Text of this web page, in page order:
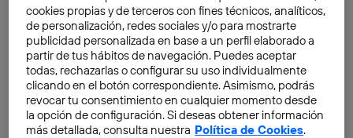
usuarioscontrolar sus dispositivosiPad y iPhonesolo
con la mirada. Esta función, basada en inteligencia
artificial, permite una navegación intuitiva y sin
esfuerzo, especialmente diseñada para personas con
discapacidades físicas. Con un proceso de
configuración rápido y sencillo a través de la cámara
frontal, esta función ofrece una nueva forma de
cookies propias y de terceros con fines técnicos, analíticos,
de personalización, redes sociales y/o para mostrarte
publicidad personalizada en base a un perfil elaborado a
partir de tus hábitos de navegación. Puedes aceptar
todas, rechazarlas o configurar su uso individualmente
clicando en el botón correspondiente. Asimismo, podrás
revocar tu consentimiento en cualquier momento desde
la opción de configuración. Si deseas obtener información
más detallada, consulta nuestra Política de Cookies.